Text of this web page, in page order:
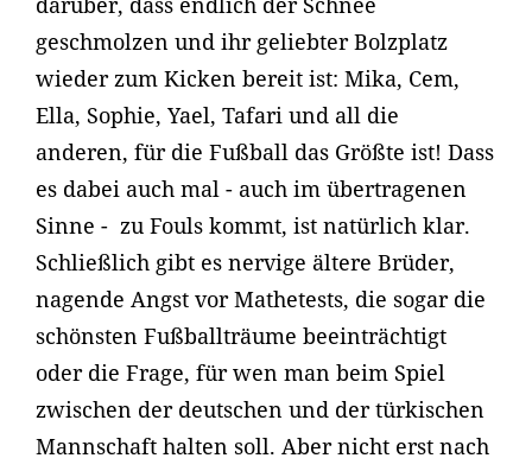
geschmolzen und ihr geliebter Bolzplatz
wieder zum Kicken bereit ist: Mika, Cem,
Ella, Sophie, Yael, Tafari und all die
anderen, für die Fußball das Größte ist! Dass
es dabei auch mal - auch im übertragenen
Sinne - zu Fouls kommt, ist natürlich klar.
Schließlich gibt es nervige ältere Brüder,
nagende Angst vor Mathetests, die sogar die
schönsten Fußballträume beeinträchtigt
oder die Frage, für wen man beim Spiel
zwischen der deutschen und der türkischen
Mannschaft halten soll. Aber nicht erst nach